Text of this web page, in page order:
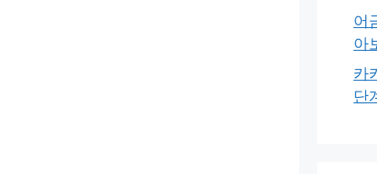
어
아
카
단